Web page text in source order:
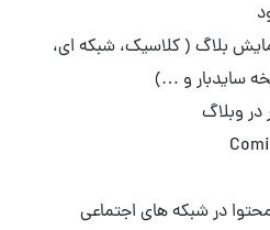
بلاگ ( کلاسیک، شبکه ای،
سایدبار و …)
در وبلاگ
در شبکه های اجتماعی